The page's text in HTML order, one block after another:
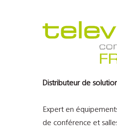
Distributeur de
Expert en
de conférence et